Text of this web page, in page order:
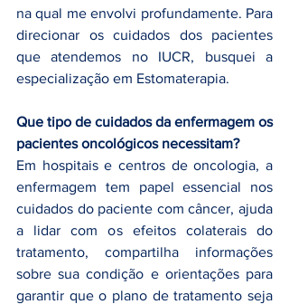
na qual me envolvi profundamente. Para
direcionar os cuidados dos pacientes
que atendemos no IUCR, busquei a
especialização em Estomaterapia.
Que tipo de cuidados da enfermagem os
pacientes oncológicos necessitam?
Em hospitais e centros de oncologia, a
enfermagem tem papel essencial nos
cuidados do paciente com câncer, ajuda
a lidar com os efeitos colaterais do
tratamento, compartilha informações
sobre sua condição e orientações para
garantir que o plano de tratamento seja